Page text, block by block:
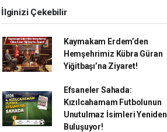
İlginizi Çekebilir
Kaymakam Erdem’den
Hemşehrimiz Kübra Güran
Yiğitbaşı’na Ziyaret!
Efsaneler Sahada:
Kızılcahamam Futbolunun
Unutulmaz İsimleri Yeniden
Buluşuyor!